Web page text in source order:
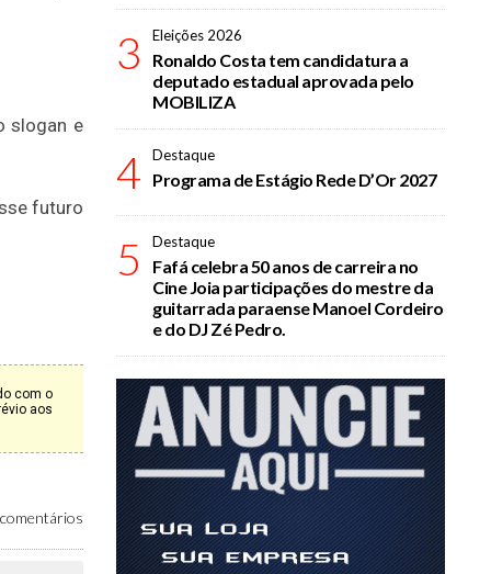
slogan e
futuro
com o
aos
3 Eleições 2026
Ronaldo Costa tem candidatura a
deputado estadual aprovada pelo
MOBILIZA
4 Destaque
Programa de Estágio Rede D’Or 2027
5 Destaque
Fafá celebra 50 anos de carreira no
Cine Joia participações do mestre da
guitarrada paraense Manoel Cordeiro
e do DJ Zé Pedro.